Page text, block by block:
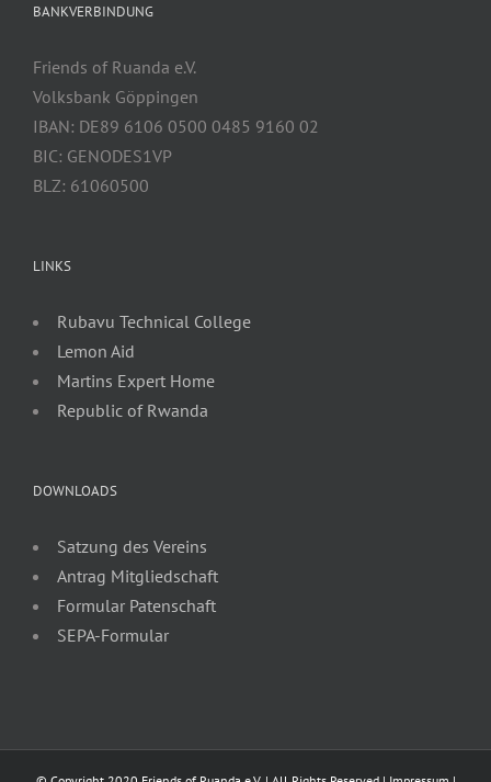
BANKVERBINDUNG
Friends of Ruanda e.V.
Volksbank Göppingen
IBAN: DE89 6106 0500 0485 9160 02
BIC: GENODES1VP
BLZ: 61060500
LINKS
Rubavu Technical College
Lemon Aid
Martins Expert Home
Republic of Rwanda
DOWNLOADS
Satzung des Vereins
Antrag Mitgliedschaft
Formular Patenschaft
SEPA-Formular